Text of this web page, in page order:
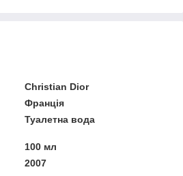
Christian Dior
Франція
Туалетна вода
100 мл
2007